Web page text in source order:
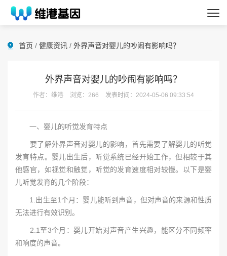
首页 / 健康资讯 / 外界声音对婴儿的吵闹有影响吗？
外界声音对婴儿的吵闹有影响吗？
作者：维港 浏览：266 发表时间：2024-05-06 09:33:54
一、婴儿的听觉发育特点
要了解外界声音对婴儿的影响，首先需要了解婴儿的听觉
发育特点。婴儿出生后，听觉系统已经开始工作，但相较于其
他感官，如视觉和触觉，听觉的发育速度相对较慢。以下是婴
儿听觉发育的几个阶段：
1.出生至1个月：婴儿能听到声音，但对声音的来源和性质
无法进行有效识别。
2.1至3个月：婴儿开始对声音产生兴趣，能区分不同频率
和响度的声音。